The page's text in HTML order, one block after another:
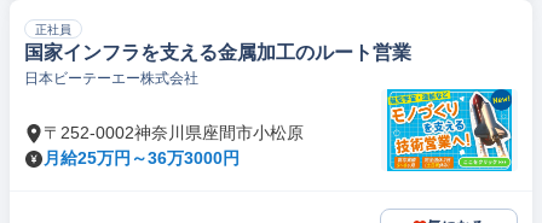
正社員
国家インフラを支える金属加工のルート営業
日本ビーテーエー株式会社
〒252-0002神奈川県座間市小松原
月給25万円～36万3000円